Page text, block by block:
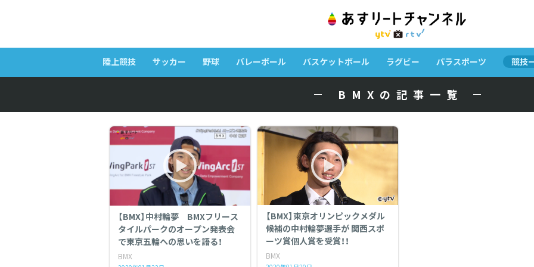
陸上競技 サッカー 野球 バレーボール バスケットボール ラグビー パラスポーツ 競技
BMXの記事一覧
【BMX】中村輪夢 BMXフリース
タイルパークのオープン発表会
で東京五輪への思いを語る！
BMX
【BMX】東京オリンピックメダル
候補の中村輪夢選手が 関西スポ
ーツ賞個人賞を受賞！！
BMX